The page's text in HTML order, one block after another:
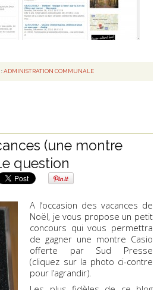
:ADMINISTRATION COMMUNALE
(une montre
question
A l’occasion des vacances de
Noël, je vous propose un petit
concours qui vous permettra
de gagner une montre Casio
offerte par Sud Presse
(cliquez sur la photo ci-contre
pour l’agrandir).